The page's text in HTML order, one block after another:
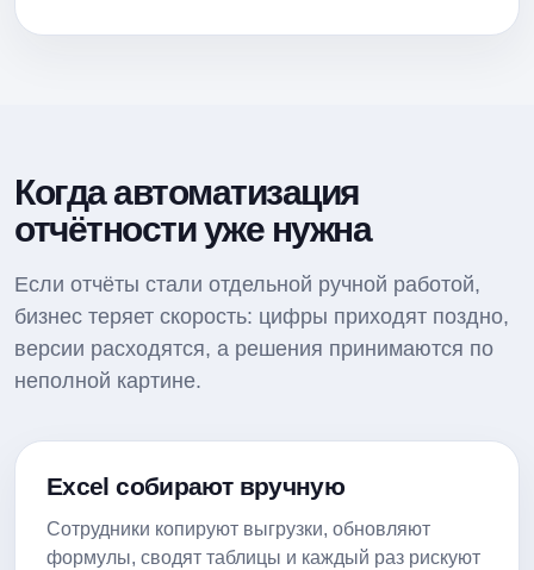
Когда автоматизация
отчётности уже нужна
Если отчёты стали отдельной ручной работой,
бизнес теряет скорость: цифры приходят поздно,
версии расходятся, а решения принимаются по
неполной картине.
Excel собирают вручную
Сотрудники копируют выгрузки, обновляют
формулы, сводят таблицы и каждый раз рискуют